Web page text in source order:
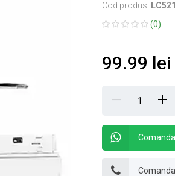
Cod produs:
(0)
99.99 lei